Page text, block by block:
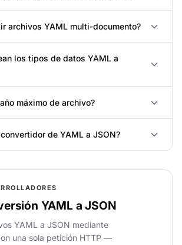
archivos YAML multi-documento?
los tipos de datos YAML a
máximo de archivo?
de YAML a JSON?
YAML a JSON
YAML a JSON mediante
una sola petición HTTP —